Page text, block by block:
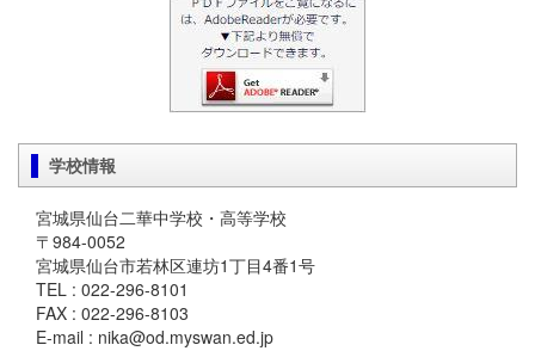
学校情報
宮城県仙台二華中学校・高等学校
〒984-0052
宮城県仙台市若林区連坊1丁目4番1号
TEL : 022-296-8101
FAX : 022-296-8103
E-mail : nika@od.myswan.ed.jp